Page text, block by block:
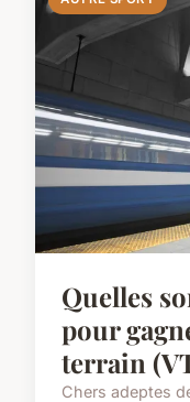
Quelles
pour
terrain
Chers adeptes